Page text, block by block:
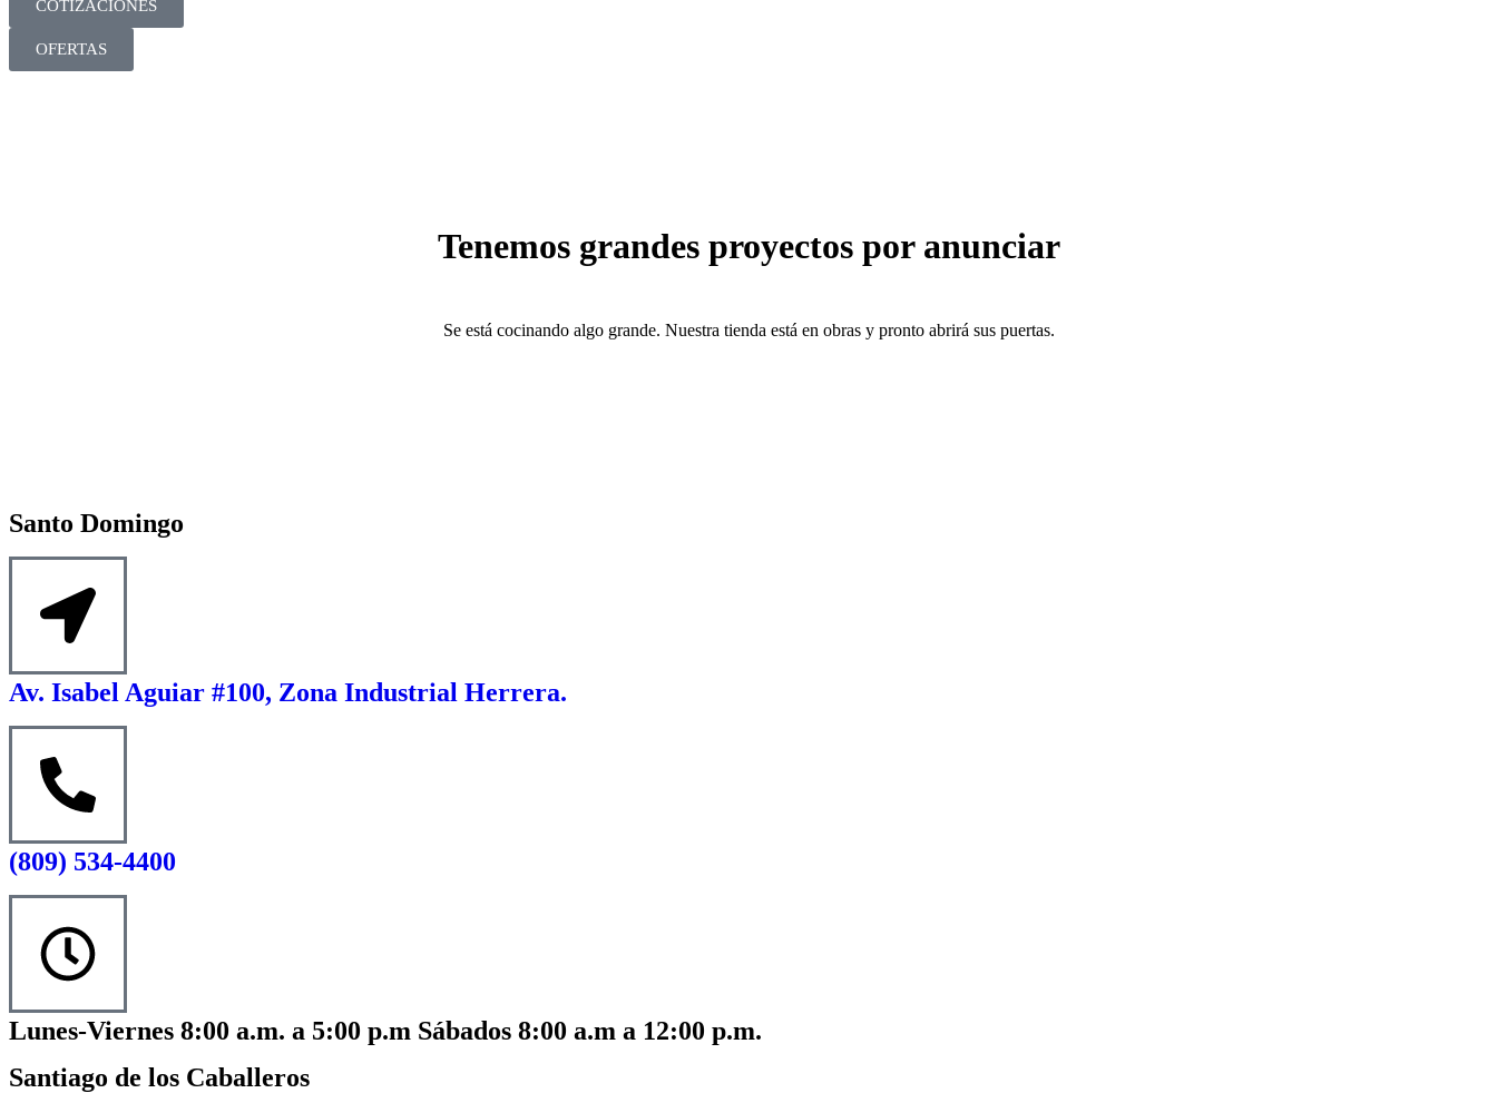
COTIZACIONES
OFERTAS
Tenemos grandes proyectos por anunciar
Se está cocinando algo grande. Nuestra tienda está en obras y pronto abrirá sus puertas.
Santo Domingo
Av. Isabel Aguiar #100, Zona Industrial Herrera.
(809) 534-4400
Lunes-Viernes 8:00 a.m. a 5:00 p.m Sábados 8:00 a.m a 12:00 p.m.
Santiago de los Caballeros